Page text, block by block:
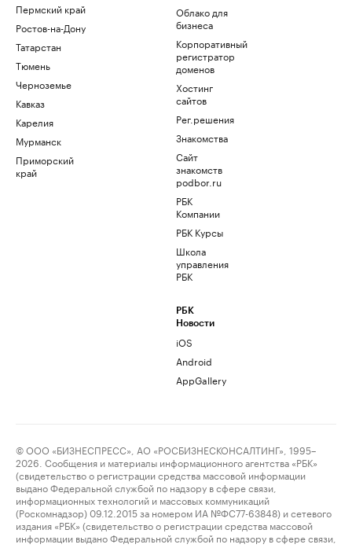
Пермский край
Ростов-на-Дону
Татарстан
Тюмень
Черноземье
Кавказ
Карелия
Мурманск
Приморский
край
Облако для
бизнеса
Корпоративный
регистратор
доменов
Хостинг
сайтов
Рег.решения
Знакомства
Сайт
знакомств
podbor.ru
РБК
Компании
РБК Курсы
Школа
управления
РБК
РБК
Новости
iOS
Android
AppGallery
© ООО «БИЗНЕСПРЕСС», АО «РОСБИЗНЕСКОНСАЛТИНГ», 1995–
2026. Сообщения и материалы информационного агентства «РБК»
(свидетельство о регистрации средства массовой информации
выдано Федеральной службой по надзору в сфере связи,
информационных технологий и массовых коммуникаций
(Роскомнадзор) 09.12.2015 за номером ИА №ФС77-63848) и сетевого
издания «РБК» (свидетельство о регистрации средства массовой
информации выдано Федеральной службой по надзору в сфере связи,